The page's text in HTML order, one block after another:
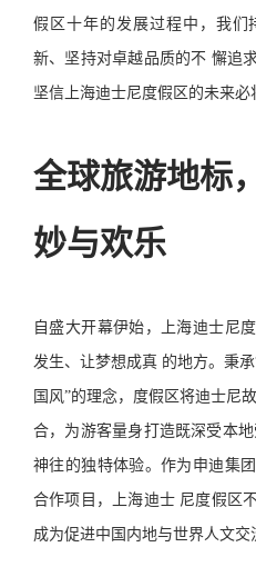
假区十年的发展过程中，我们
新、坚持对卓越品质的不 懈追
坚信上海迪士尼度假区的未来必
全球旅游地标
妙与欢乐
自盛大开幕伊始，上海迪士尼
发生、让梦想成真 的地方。秉
国风”的理念，度假区将迪士尼
合，为游客量身打造既深受本
神往的独特体验。作为申迪集
合作项目，上海迪士 尼度假区
成为促进中国内地与世界人文交